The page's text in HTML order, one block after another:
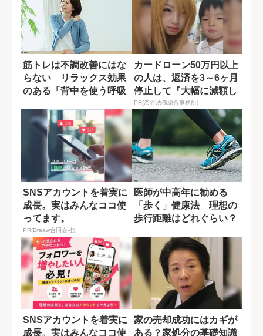
筋トレは不調改善にはな
らない リラックス効果
のある「背中を使う呼吸
カードローン50万円以上
の人は、返済を3～6ヶ月
停止して『大幅に減額し
てから返済...
PR(渋谷法務総合事務所)
SNSアカウントを着実に
成長。実はみんなココ使
ってます。
PR(Dreaw合同会社)
医師が中高年に勧める
「歩く」健康法 理想の
歩行距離はどれぐらい？
SNSアカウントを着実に
成長。実はみんなココ使
家の売却成功にはカギが
ある？家処分の基礎知識